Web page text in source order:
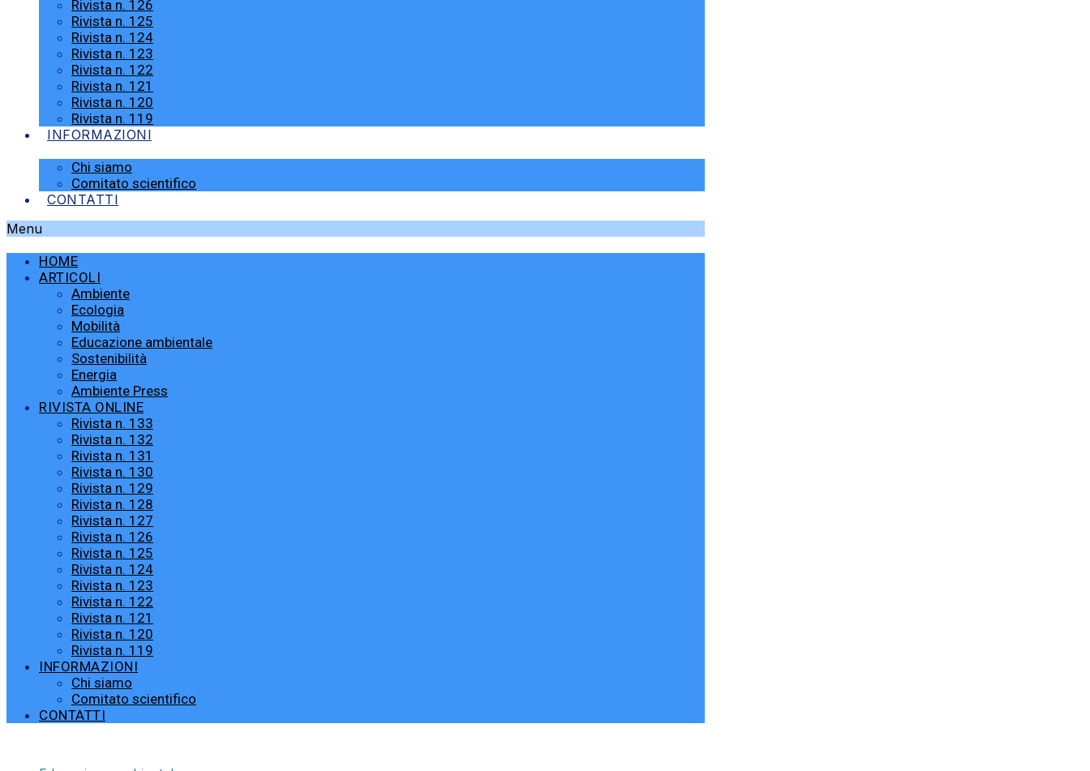
Rivista n. 126
Rivista n. 125
Rivista n. 124
Rivista n. 123
Rivista n. 122
Rivista n. 121
Rivista n. 120
Rivista n. 119
INFORMAZIONI
Chi siamo
Comitato scientifico
CONTATTI
Menu
HOME
ARTICOLI
Ambiente
Ecologia
Mobilità
Educazione ambientale
Sostenibilità
Energia
Ambiente Press
RIVISTA ONLINE
Rivista n. 133
Rivista n. 132
Rivista n. 131
Rivista n. 130
Rivista n. 129
Rivista n. 128
Rivista n. 127
Rivista n. 126
Rivista n. 125
Rivista n. 124
Rivista n. 123
Rivista n. 122
Rivista n. 121
Rivista n. 120
Rivista n. 119
INFORMAZIONI
Chi siamo
Comitato scientifico
CONTATTI